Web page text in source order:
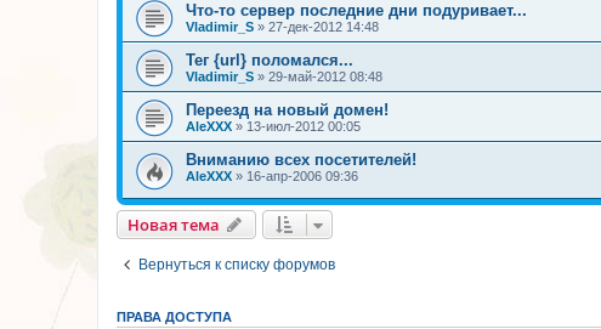
Что-то сервер последние дни подуривает...
Vladimir_S » 27-дек-2012 14:48
Тег {url} поломался...
Vladimir_S » 29-май-2012 08:48
Переезд на новый домен!
AleXXX » 13-июл-2012 00:05
Вниманию всех посетителей!
AleXXX » 16-апр-2006 09:36
Новая тема
Вернуться к списку форумов
ПРАВА ДОСТУПА